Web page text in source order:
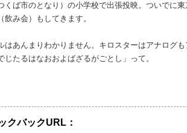
くば市のとなり）の小学校で出張投映。ついでに
み会）もしてきます。
はあんまりわかりません。キロスターはアナログ
たるはなおおよばざるがごとし」って。
クバックURL：